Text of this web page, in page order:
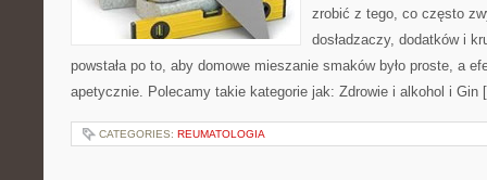
zrobić z tego, co często
dosładzaczy, dodatków i
powstała po to, aby domowe mieszanie smaków było proste, a
apetycznie. Polecamy takie kategorie jak: Zdrowie i alkohol i
CATEGORIES: REUMATOLOGIA